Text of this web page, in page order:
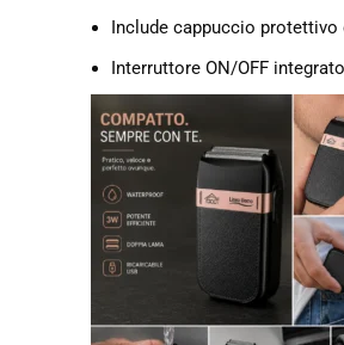
Include cappuccio
Interruttore ON/OFF